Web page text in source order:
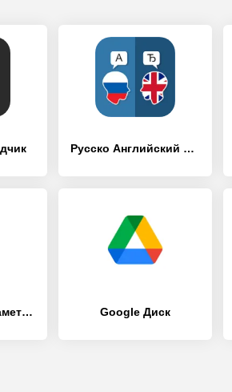
Русско Английский Переводчик
Google Keep – заметки и списки Google Диск